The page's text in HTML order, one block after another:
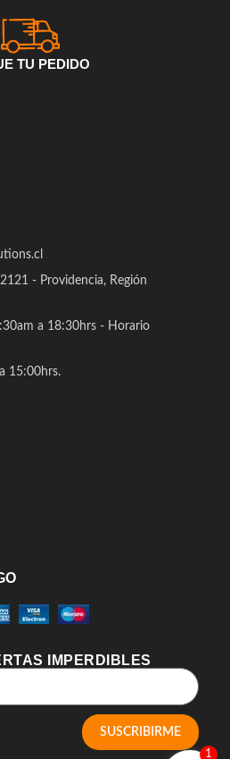
TU PEDIDO
- Providencia, Región
a 18:30hrs - Horario
15:00hrs.
IMPERDIBLES
SUSCRIBIRME
1